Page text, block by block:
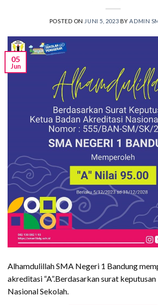
POSTED ON JUNI 5, 2023 BYADMIN
05
Jun
Alhamdulillah SMA Negeri 1 Bandung
akreditasi “A”.Berdasarkan surat
Nasional Sekolah.